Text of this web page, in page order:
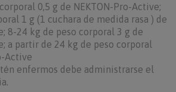
0,5 g de NEKTON-Pro-Active;
1 g (1 cuchara de medida rasa ) de
8-24 kg de peso corporal 3 g de
a partir de 24 kg de peso corporal
Active
enfermos debe administrarse el